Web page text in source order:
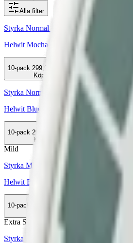
Alla filter
Styrka Normal · Slim
Helwit Mocha 3
10-pack 299,90 kr
Köp
Styrka Normal · Slim
Helwit Blueberry 3
10-pack 299,90 kr
Köp
Mild
Styrka Mild · Slim
Helwit Banana 2
10-pack
Extra Stark
Styrka Extra Stark · Slim